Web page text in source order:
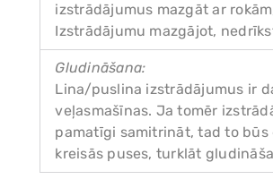
izstrādājumus mazgāt ar
Izstrādājumu mazgājot,
Gludināšana:
Lina/puslina izstrādājumus ir
veļasmašīnas. Ja tomēr
pamatīgi samitrināt, tad to
kreisās puses, turklāt